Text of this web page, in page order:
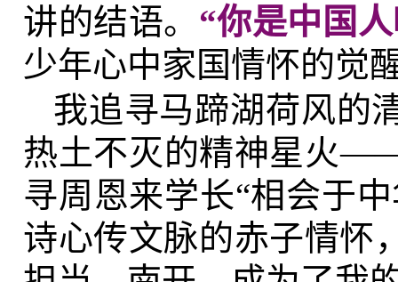
讲的结语。 “你是中国
少年心中家国情怀的觉
我追寻马蹄湖荷风的
热土不灭的精神星火
寻周恩来学长“相会于
诗心传文脉的赤子情怀